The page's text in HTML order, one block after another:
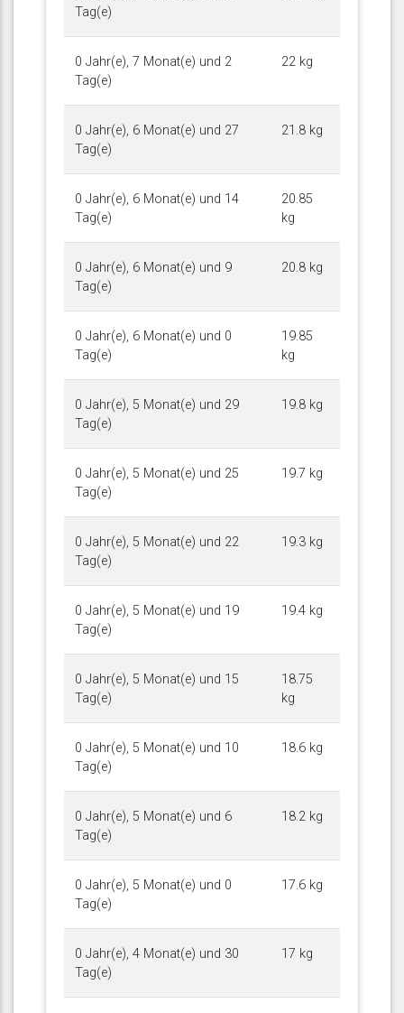
Tag(e)
0 Jahr(e), 7 Monat(e) und 2
Tag(e)
22 kg
0 Jahr(e), 6 Monat(e) und 27
Tag(e)
21.8 kg
0 Jahr(e), 6 Monat(e) und 14
Tag(e)
20.85
kg
0 Jahr(e), 6 Monat(e) und 9
Tag(e)
20.8 kg
0 Jahr(e), 6 Monat(e) und 0
Tag(e)
19.85
kg
0 Jahr(e), 5 Monat(e) und 29
Tag(e)
19.8 kg
0 Jahr(e), 5 Monat(e) und 25
Tag(e)
19.7 kg
0 Jahr(e), 5 Monat(e) und 22
Tag(e)
19.3 kg
0 Jahr(e), 5 Monat(e) und 19
Tag(e)
19.4 kg
0 Jahr(e), 5 Monat(e) und 15
Tag(e)
18.75
kg
0 Jahr(e), 5 Monat(e) und 10
Tag(e)
18.6 kg
0 Jahr(e), 5 Monat(e) und 6
Tag(e)
18.2 kg
0 Jahr(e), 5 Monat(e) und 0
Tag(e)
17.6 kg
0 Jahr(e), 4 Monat(e) und 30
Tag(e)
17 kg